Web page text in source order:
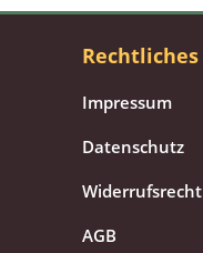
Rechtliches
Impressum
Datenschutz
Widerrufsrecht
AGB